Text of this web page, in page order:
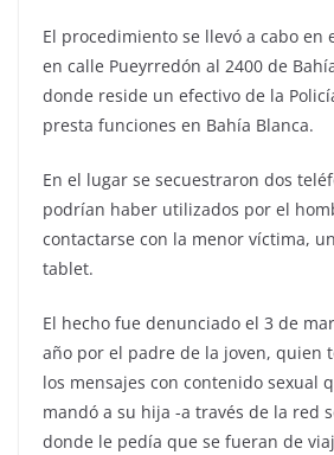
El procedimiento se llevó a cabo
en calle Pueyrredón al 2400 de
donde reside un efectivo de la
presta funciones en Bahía Blanca.
En el lugar se secuestraron dos
podrían haber utilizados por el
contactarse con la menor víctima,
tablet.
El hecho fue denunciado el 3 de
año por el padre de la joven, quien
los mensajes con contenido sexual
mandó a su hija -a través de la red
donde le pedía que se fueran de